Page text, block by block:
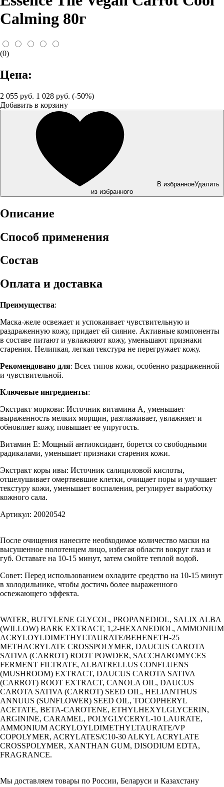
Calming 80г
(0)
Цена:
2 055 руб. 1 028 руб. (-50%)
Добавить в корзину
В избранноеУдалить
из избранного
Описание
Способ применения
Состав
Оплата и доставка
Преимущества:
Маска-желе освежает и успокаивает чувствительную и
раздраженную кожу, придает ей сияние. Активные компоненты
в составе питают и увлажняют кожу, уменьшают признаки
старения. Нелипкая, легкая текстура не перегружает кожу.
Рекомендовано для: Всех типов кожи, особенно раздраженной
и чувствительной.
Ключевые ингредиенты:
Экстракт моркови: Источник витамина A, уменьшает
выраженность мелких морщин, разглаживает, увлажняет и
обновляет кожу, повышает ее упругость.
Витамин E: Мощный антиоксидант, борется со свободными
радикалами, уменьшает признаки старения кожи.
Экстракт коры ивы: Источник салициловой кислоты,
отшелушивает омертвевшие клетки, очищает поры и улучшает
текстуру кожи, уменьшает воспаления, регулирует выработку
кожного сала.
Артикул: 20020542
После очищения нанесите необходимое количество маски на
высушенное полотенцем лицо, избегая области вокруг глаз и
губ. Оставьте на 10-15 минут, затем смойте теплой водой.
Совет: Перед использованием охладите средство на 10-15 минут
в холодильнике, чтобы достичь более выраженного
освежающего эффекта.
WATER, BUTYLENE GLYCOL, PROPANEDIOL, SALIX ALBA
(WILLOW) BARK EXTRACT, 1,2-HEXANEDIOL, AMMONIUM
ACRYLOYLDIMETHYLTAURATE/BEHENETH-25
METHACRYLATE CROSSPOLYMER, DAUCUS CAROTA
SATIVA (CARROT) ROOT POWDER, SACCHAROMYCES
FERMENT FILTRATE, ALBATRELLUS CONFLUENS
(MUSHROOM) EXTRACT, DAUCUS CAROTA SATIVA
(CARROT) ROOT EXTRACT, CANOLA OIL, DAUCUS
CAROTA SATIVA (CARROT) SEED OIL, HELIANTHUS
ANNUUS (SUNFLOWER) SEED OIL, TOCOPHERYL
ACETATE, BETA-CAROTENE, ETHYLHEXYLGLYCERIN,
ARGININE, CARAMEL, POLYGLYCERYL-10 LAURATE,
AMMONIUM ACRYLOYLDIMETHYLTAURATE/VP
COPOLYMER, ACRYLATES/C10-30 ALKYL ACRYLATE
CROSSPOLYMER, XANTHAN GUM, DISODIUM EDTA,
FRAGRANCE.
Мы доставляем товары по России, Беларуси и Казахстану